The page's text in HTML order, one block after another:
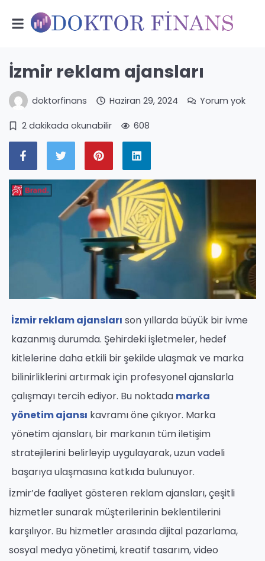
İzmir reklam ajansları
doktorfinans Haziran 29, 2024 Yorum yok
2 dakikada okunabilir 608
İzmir reklam ajansları son yıllarda büyük bir ivme
kazanmış durumda. Şehirdeki işletmeler, hedef
kitlelerine daha etkili bir şekilde ulaşmak ve marka
bilinirliklerini artırmak için profesyonel ajanslarla
çalışmayı tercih ediyor. Bu noktada marka
yönetim ajansı kavramı öne çıkıyor. Marka
yönetim ajansları, bir markanın tüm iletişim
stratejilerini belirleyip uygulayarak, uzun vadeli
başarıya ulaşmasına katkıda bulunuyor.
İzmir’de faaliyet gösteren reklam ajansları, çeşitli
hizmetler sunarak müşterilerinin beklentilerini
karşılıyor. Bu hizmetler arasında dijital pazarlama,
sosyal medya yönetimi, kreatif tasarım, video